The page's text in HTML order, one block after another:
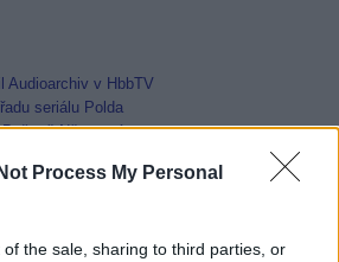
Process My Personal
the sale, sharing to third parties, or
Audioarchiv v HbbTV
seriálu Polda
Němcové